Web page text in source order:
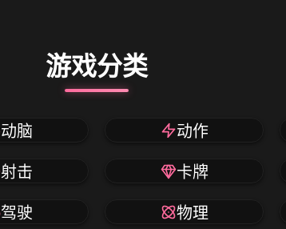
游戏分类
动脑 动作
射击 卡牌
驾驶 物理